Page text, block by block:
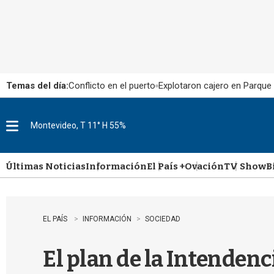
Temas del día:Conflicto en el puerto Explotaron cajero en
u
Montevideo, T 11° H 55%
Últimas NoticiasInformaciónEl País +OvaciónTV Show
EL PAÍS INFORMACIÓN SOCIEDAD
El plan de la